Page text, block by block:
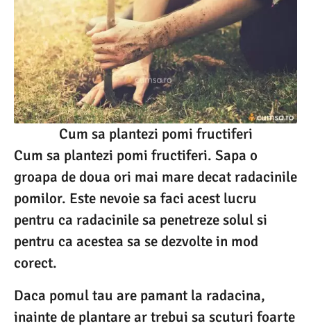
Cum sa plantezi pomi fructiferi
Cum sa plantezi pomi fructiferi. Sapa o
groapa de doua ori mai mare decat radacinile
pomilor. Este nevoie sa faci acest lucru
pentru ca radacinile sa penetreze solul si
pentru ca acestea sa se dezvolte in mod
corect.
Daca pomul tau are pamant la radacina,
inainte de plantare ar trebui sa scuturi foarte